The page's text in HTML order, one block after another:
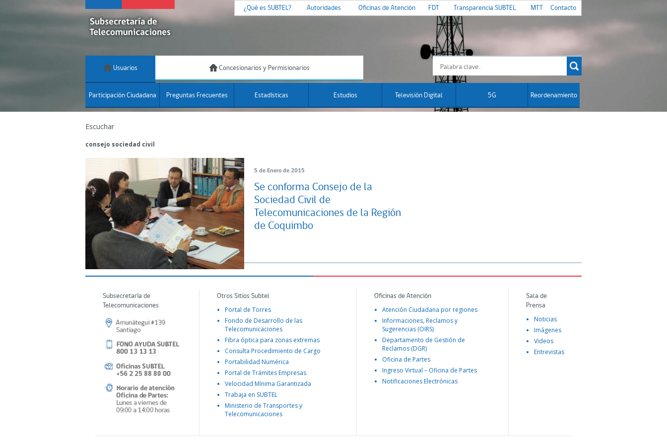
¿Qué es SUBTEL? Autoridades Oficinas de Atención FDT Transparencia SUBTEL MTT Contacto
Usuarios Concesionarios y Permisionarios
Participación Ciudadana Preguntas Frecuentes Estadísticas Estudios Televisión Digital 5G Reordenamiento
Escuchar
consejo sociedad civil
5 de Enero de 2015
Se conforma Consejo de la
Sociedad Civil de
Telecomunicaciones de la Región
de Coquimbo
Subsecretaría de
Telecomunicaciones
Otros Sitios Subtel
Portal de Torres
Fondo de Desarrollo de las
Telecomunicaciones
Fibra óptica para zonas extremas
Consulta Procedimiento de Cargo
Portabilidad Numérica
Portal de Trámites Empresas
Velocidad Mínima Garantizada
Trabaja en SUBTEL
Ministerio de Transportes y
Telecomunicaciones
Oficinas de Atención
Atención Ciudadana por regiones
Informaciones, Reclamos y
Sugerencias (OIRS)
Departamento de Gestión de
Reclamos (DGR)
Oficina de Partes
Ingreso Virtual – Oficina de Partes
Notificaciones Electrónicas
Sala de
Prensa
Noticias
Imágenes
Videos
Entrevistas